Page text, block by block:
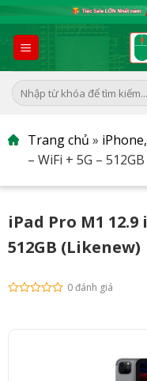
to
content
Tìm
kiếm:
Trang chủ »
– WiFi + 5G –
iPad Pro M1 12.9
512GB (Likenew)
0 đánh giá